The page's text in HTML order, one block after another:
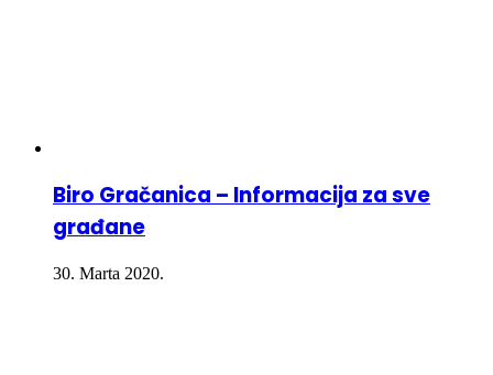
Biro Gračanica – Informacija za sve
građane
30. Marta 2020.